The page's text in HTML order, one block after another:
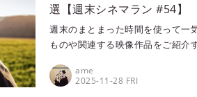
選【週末シネマラン #54】
週末のまとまった時間を使って一
ものや関連する映像作品をご紹介
きる映画・ドラマ・アニメの中か
すめをピックアップ！ 今回は、
ame
2025-11-28 FRI